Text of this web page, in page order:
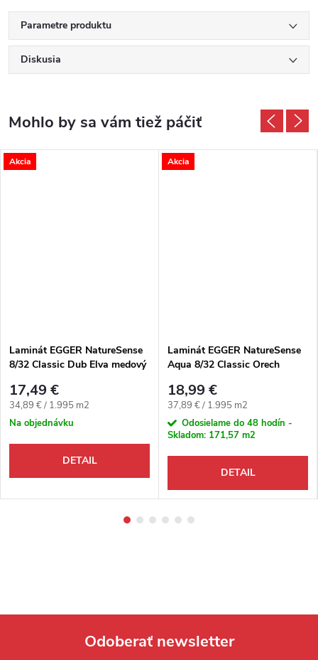
Parametre produktu
Diskusia
Akcia
Laminát EGGER NatureSense
8/32 Classic Dub Elva medový
17,49 €
Jednotková cena:
34,89 € / 1.995 m2
Na objednávku
DETAIL
Akcia
Laminát EGGER NatureSense
Aqua 8/32 Classic Orech
18,99 €
Jednotková cena:
37,89 € / 1.995 m2
Odosielame do 48 hodín -
Skladom: 171,57 m2
DETAIL
Odoberať newsletter